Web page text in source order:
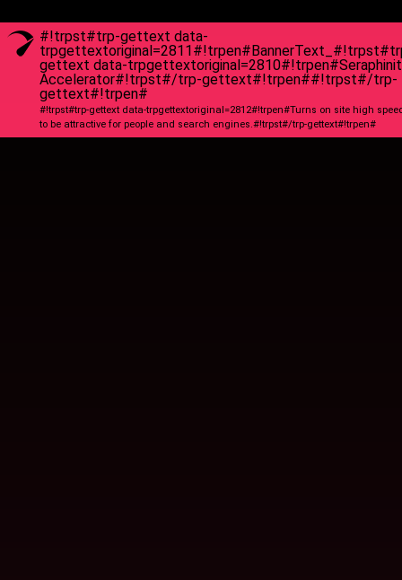
#!trpst#trp-gettext data-
gettext data-
Accelerator#!trpst#/trp-gettext#!trpen##!trpst#/trp-
gettext#!trpen#
#!trpst#trp-gettext data-trpgettextoriginal=2812#!trpen#Turns on site high
to be attractive for people and search engines.#!trpst#/trp-gettext#!trpen#